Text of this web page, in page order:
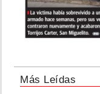
Más Leídas